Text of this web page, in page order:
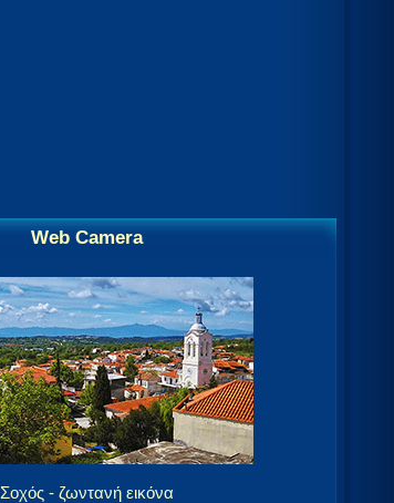
Web Camera
Σοχός - ζωντανή εικόνα